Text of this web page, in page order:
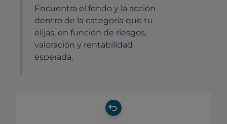
Encuentra el fondo y la acción
dentro de la categoría que tu
elijas, en función de riesgos,
valoración y rentabilidad
esperada.